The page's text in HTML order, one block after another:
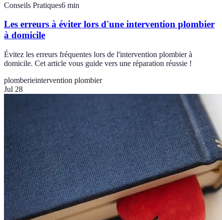
Conseils Pratiques6 min
Les erreurs à éviter lors d'une intervention plombier
à domicile
Évitez les erreurs fréquentes lors de l'intervention plombier à
domicile. Cet article vous guide vers une réparation réussie !
plomberieintervention plombier
Jul 28